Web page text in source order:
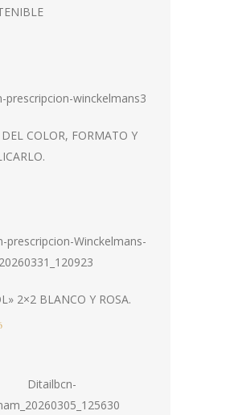
COLOR, FORMATO Y
2×2 BLANCO Y ROSA.